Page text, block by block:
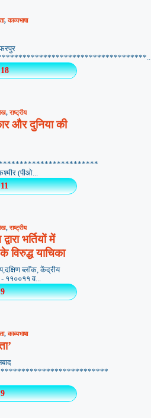
,काव्यभाषा
,राष्ट्रीय
और दुनिया की
(पीओ...
,राष्ट्रीय
भर्तियों में
विरुद्ध याचिका
ब्लॉक, केंद्रीय
- ११००११ व...
,काव्यभाषा